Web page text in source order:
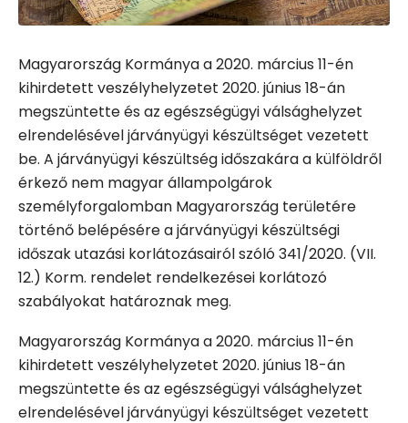
Magyarország Kormánya a 2020. március 11-én
kihirdetett veszélyhelyzetet 2020. június 18-án
megszüntette és az egészségügyi válsághelyzet
elrendelésével járványügyi készültséget vezetett
be. A járványügyi készültség időszakára a külföldről
érkező nem magyar állampolgárok
személyforgalomban Magyarország területére
történő belépésére a járványügyi készültségi
időszak utazási korlátozásairól szóló 341/2020. (VII.
12.) Korm. rendelet rendelkezései korlátozó
szabályokat határoznak meg.
Magyarország Kormánya a 2020. március 11-én
kihirdetett veszélyhelyzetet 2020. június 18-án
megszüntette és az egészségügyi válsághelyzet
elrendelésével járványügyi készültséget vezetett